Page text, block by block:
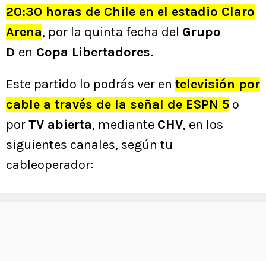
20:30 horas de Chile en el estadio Claro
Arena, por la quinta fecha del Grupo
D en Copa Libertadores.
Este partido lo podrás ver en televisión por
cable a través de la señal de ESPN 5 o
porTV abierta, mediante CHV, en los
siguientes canales, según tu
cableoperador: